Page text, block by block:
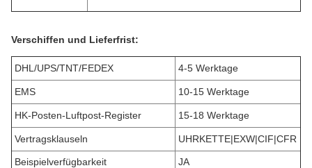
Verschiffen und Lieferfrist:
DHL/UPS/TNT/FEDEX 4-5 Werktage
EMS 10-15 Werktage
HK-Posten-Luftpost-Register 15-18 Werktage
Vertragsklauseln UHRKETTE|EXW|CIF|CFR
Beispielverfügbarkeit JA